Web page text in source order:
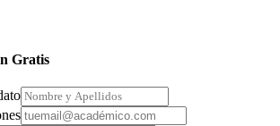
Gratis